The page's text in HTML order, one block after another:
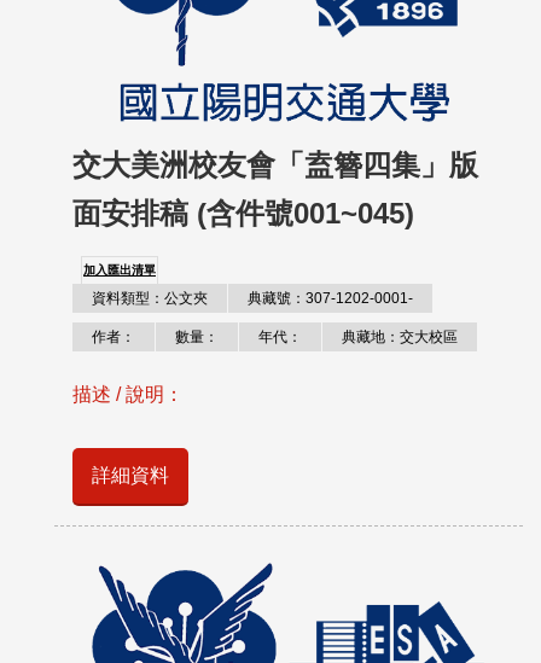
交大美洲校友會「盍簪四集」版
面安排稿 (含件號001~045)
加入匯出清單
資料類型：公文夾 典藏號：307-1202-0001-
作者： 數量： 年代： 典藏地：交大校區
描述 / 說明：
詳細資料